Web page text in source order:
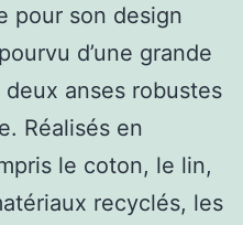
pour son design
d’une grande
anses robustes
Réalisés en
le coton, le lin,
recyclés, les